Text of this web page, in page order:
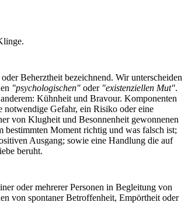
Beherztheit bezeichnend. Wir unterscheiden
"psychologischen" oder "existenziellen Mut".
Kühnheit und Bravour. Komponenten
notwendige Gefahr, ein Risiko oder eine
von Klugheit und Besonnenheit gewonnenen
bestimmten Moment richtig und was falsch ist;
Ausgang; sowie eine Handlung die auf
beruht.
oder mehrerer Personen in Begleitung von
von spontaner Betroffenheit, Empörtheit oder